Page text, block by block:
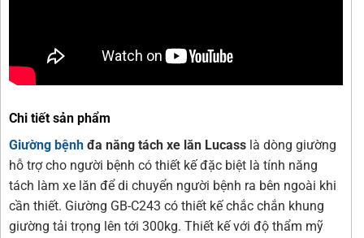
Chi tiết sản phẩm
Giường bệnh đa năng tách xe lăn Lucass là dòng giường
hỗ trợ cho người bệnh có thiết kế đặc biệt là tính năng
tách làm xe lăn để di chuyển người bệnh ra bên ngoài khi
cần thiết. Giường GB-C243 có thiết kế chắc chắn khung
giường tải trọng lên tới 300kg. Thiết kế với độ thẩm mỹ